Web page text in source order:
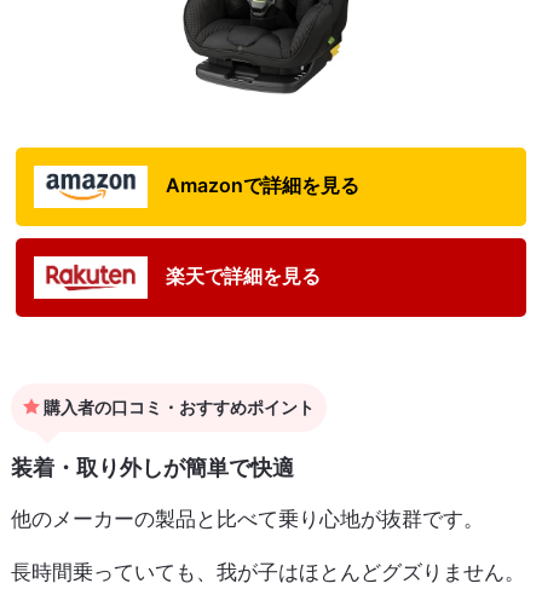
Amazonで詳細を見る
楽天で詳細を見る
購入者の口コミ・おすすめポイント
装着・取り外しが簡単で快適
他のメーカーの製品と比べて乗り心地が抜群です。
長時間乗っていても、我が子はほとんどグズりません。